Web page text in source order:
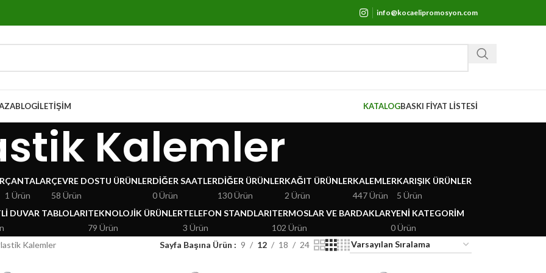
info@kocaelipromosyon.com
BLOGİLETIŞIM KATALOGBASKI FİYAT LİSTESİ
Kalemler
ÇANTALAR
1 Ürün
ÇEVRE DOSTU ÜRÜNLER
58 Ürün
DIĞER SAATLER
0 Ürün
DIĞER ÜRÜNLER
130 Ürün
KAĞIT ÜRÜNLER
2 Ürün
KALEMLER
447 Ürün
KARIŞIK ÜRÜNLER
5 Ürün
DUVAR TABLOLARITEKNOLOJIK ÜRÜNLER
79 Ürün
TELEFON STANDLARI
3 Ürün
TERMOSLAR VE BARDAKLAR
102 Ürün
YENI KATEGORIM
0 Ürün
Kalemler Sayfa Başına Ürün 9 12 18 24